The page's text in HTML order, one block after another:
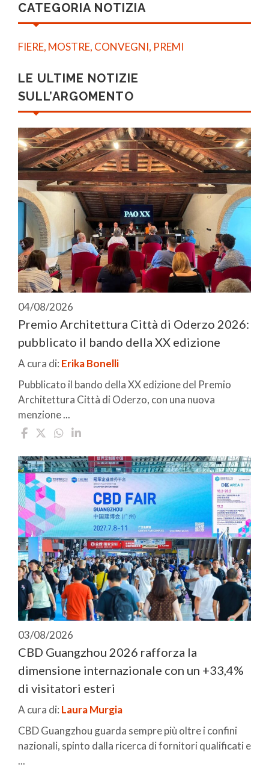
CATEGORIA NOTIZIA
FIERE, MOSTRE, CONVEGNI, PREMI
LE ULTIME NOTIZIE
SULL’ARGOMENTO
04/08/2026
Premio Architettura Città di Oderzo 2026:
pubblicato il bando della XX edizione
A cura di: Erika Bonelli
Pubblicato il bando della XX edizione del Premio
Architettura Città di Oderzo, con una nuova
menzione ...
03/08/2026
CBD Guangzhou 2026 rafforza la
dimensione internazionale con un +33,4%
di visitatori esteri
A cura di: Laura Murgia
CBD Guangzhou guarda sempre più oltre i confini
nazionali, spinto dalla ricerca di fornitori qualificati e
...